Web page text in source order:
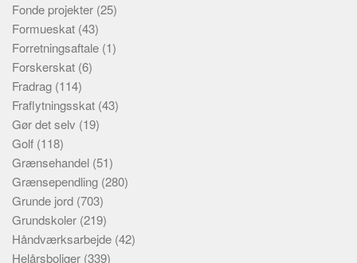
Fonde projekter (25)
Formueskat (43)
Forretningsaftale (1)
Forskerskat (6)
Fradrag (114)
Fraflytningsskat (43)
Gør det selv (19)
Golf (118)
Grænsehandel (51)
Grænsependling (280)
Grunde jord (703)
Grundskoler (219)
Håndværksarbejde (42)
Helårsboliger (339)